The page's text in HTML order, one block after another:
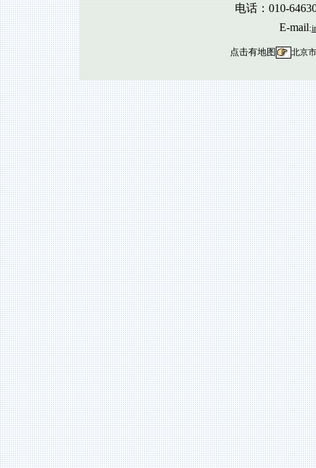
电话：010-
E-mail:
点击有地图 北京